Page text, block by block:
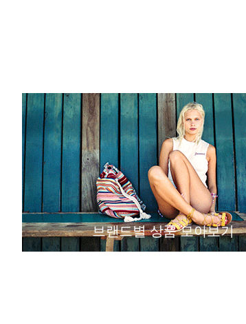
브랜드별 상품 모아보기